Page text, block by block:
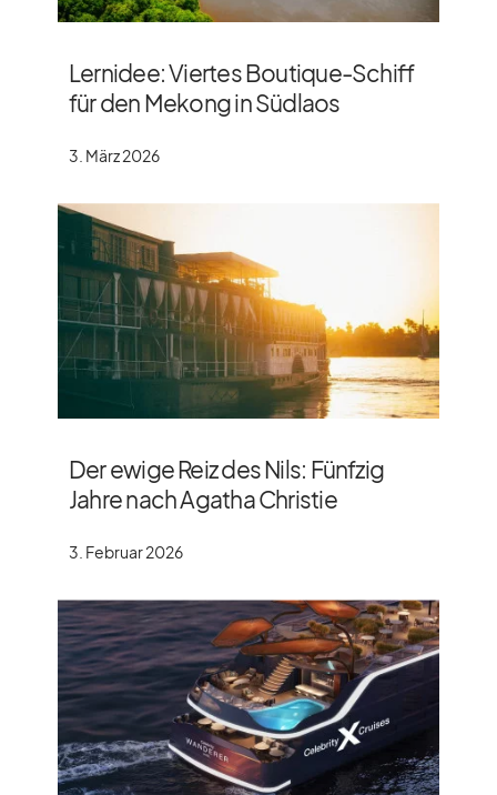
Lernidee: Viertes Boutique-Schiff
für den Mekong in Südlaos
3. März 2026
Der ewige Reiz des Nils: Fünfzig
Jahre nach Agatha Christie
3. Februar 2026